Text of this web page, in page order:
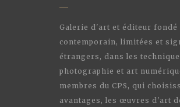
Galerie d'art et éditeur
contemporain, limitées et
étrangers, dans les
photographie et art
membres du CPS, qui
avantages, les œuvres d'art